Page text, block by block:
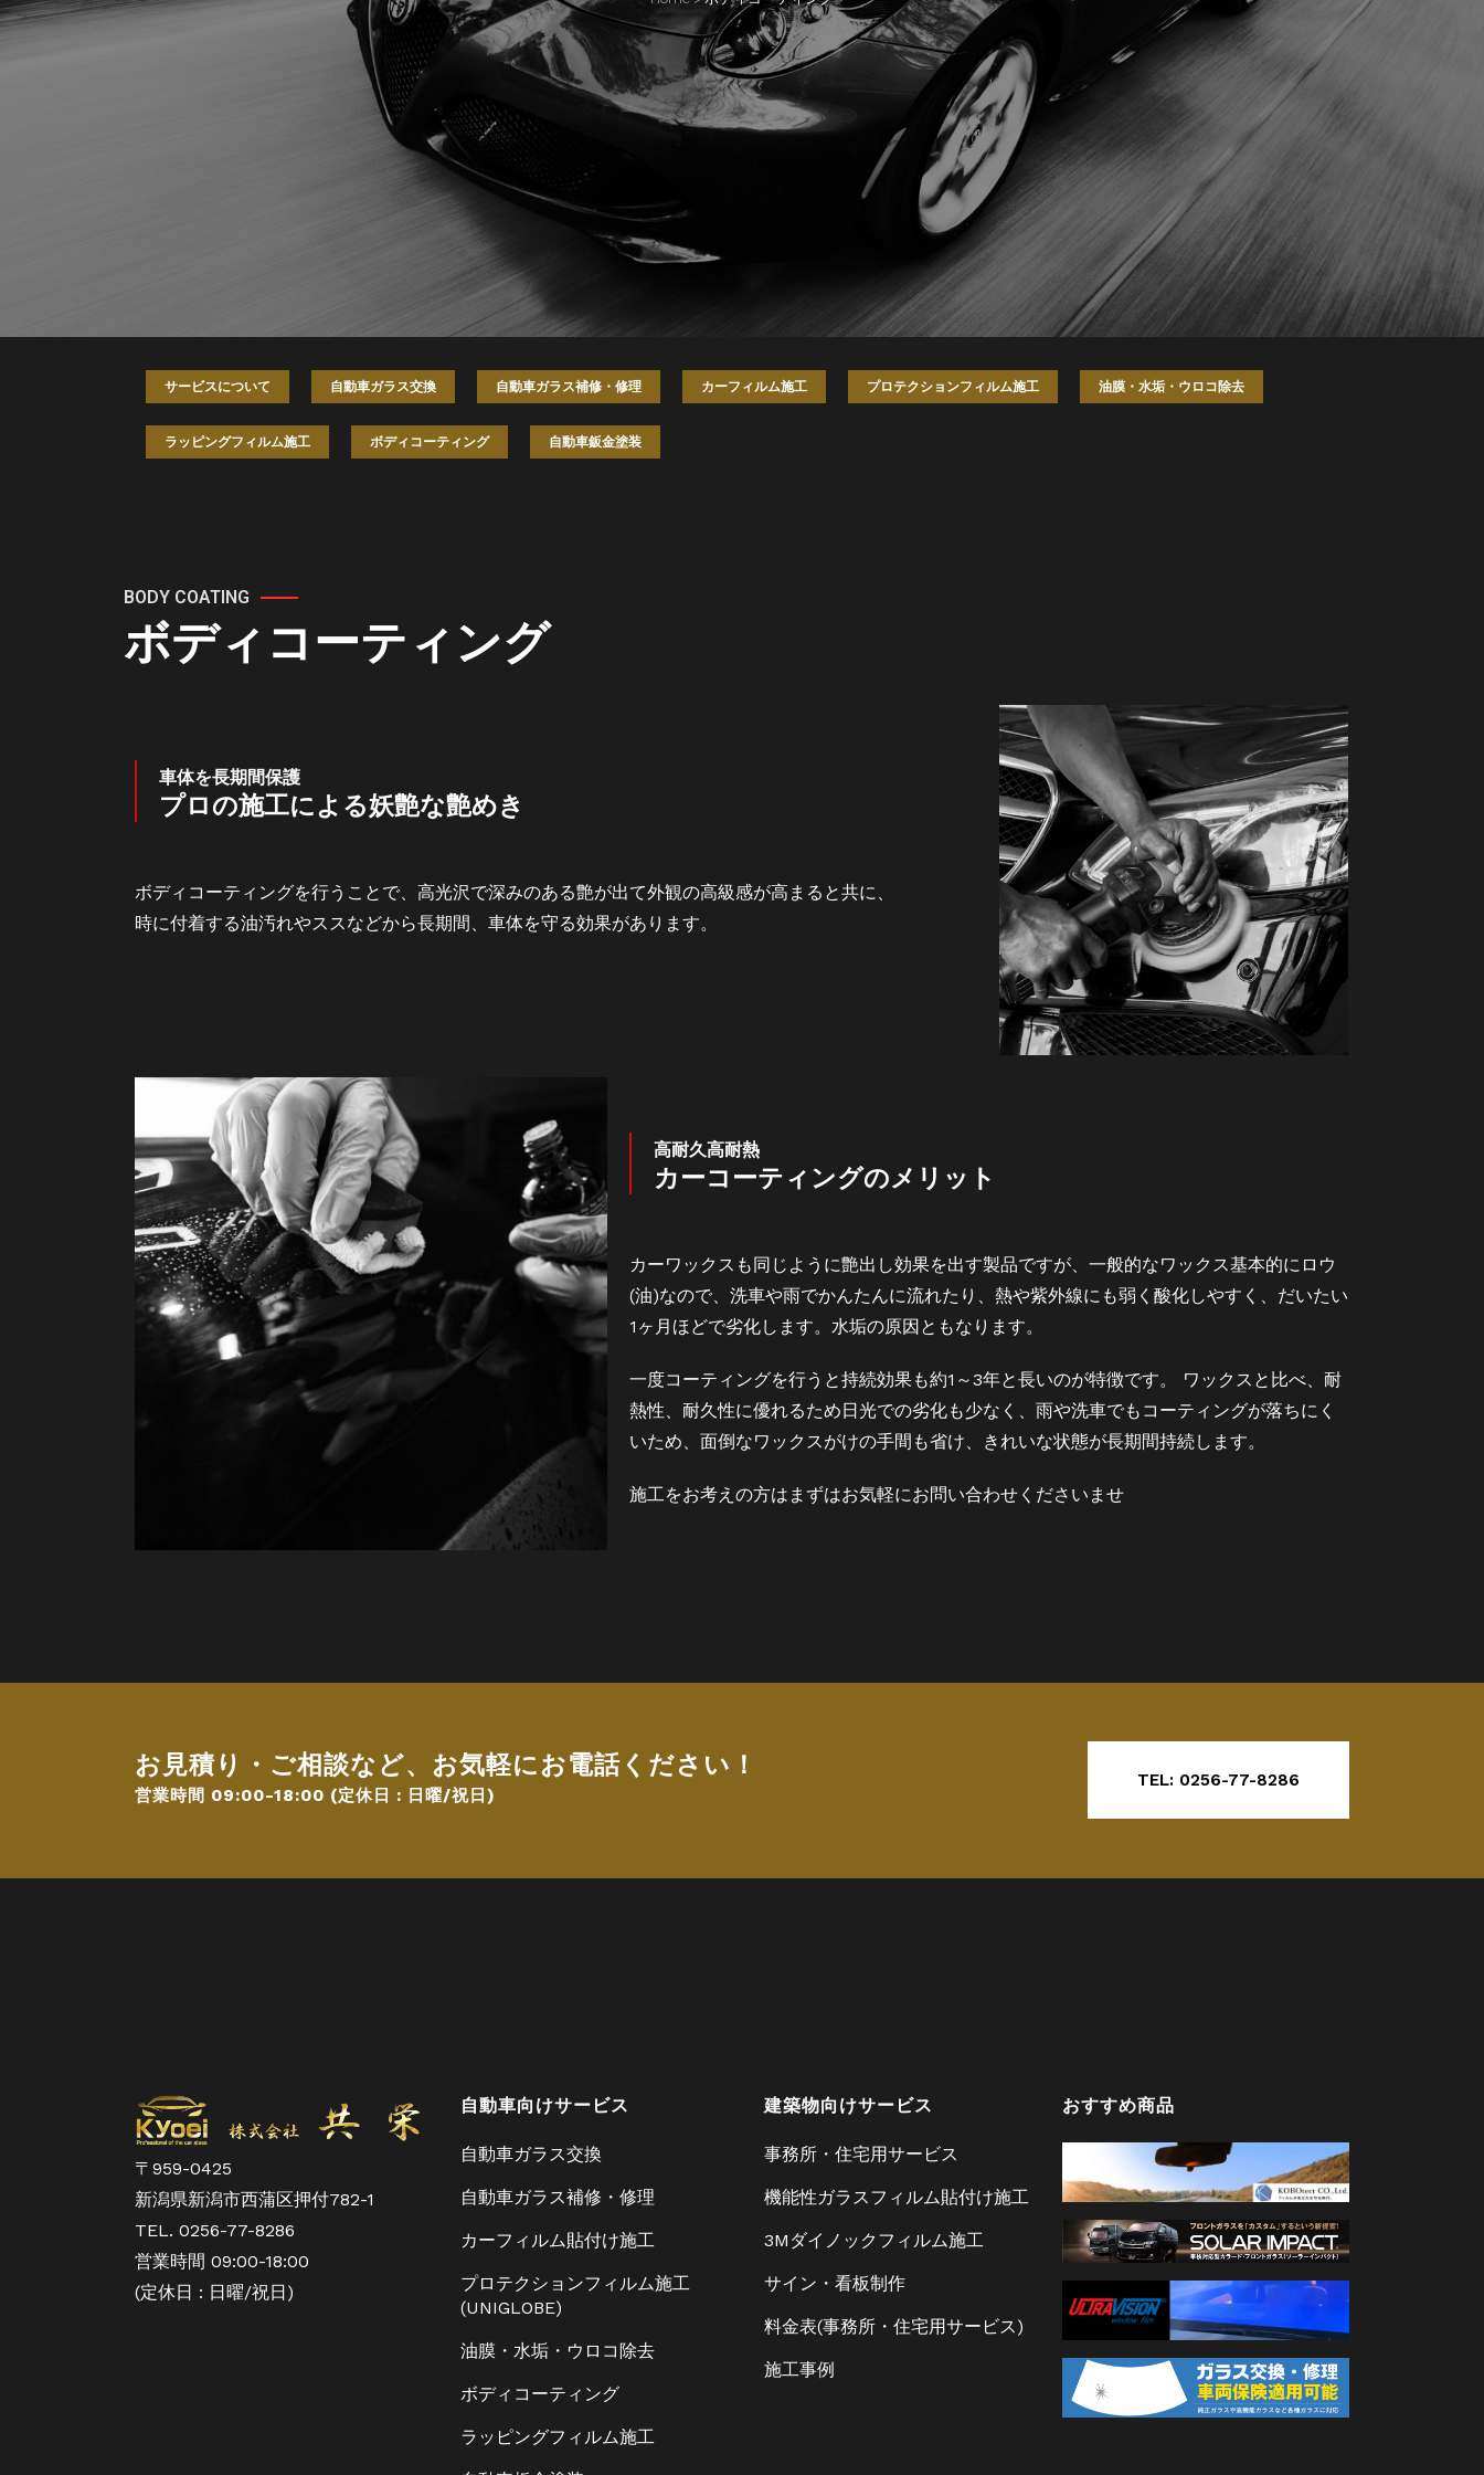
サービスについて 自動車ガラス交換 自動車ガラス補修・修理 カーフィルム施工 プロテクションフィルム施工 油膜・水垢・ウロコ除去
ラッピングフィルム施工 ボディコーティング 自動車鈑金塗装
BODY COATING
ボディコーティング
車体を長期間保護
プロの施工による妖艶な艶めき
ボディコーティングを行うことで、高光沢で深みのある艶が出て外観の高級感が高まると共に、
時に付着する油汚れやススなどから長期間、車体を守る効果があります。
高耐久高耐熱
カーコーティングのメリット
カーワックスも同じように艶出し効果を出す製品ですが、一般的なワックス基本的にロウ
(油)なので、洗車や雨でかんたんに流れたり、熱や紫外線にも弱く酸化しやすく、だいたい
1ヶ月ほどで劣化します。水垢の原因ともなります。
一度コーティングを行うと持続効果も約1～3年と長いのが特徴です。 ワックスと比べ、耐
熱性、耐久性に優れるため日光での劣化も少なく、雨や洗車でもコーティングが落ちにく
いため、面倒なワックスがけの手間も省け、きれいな状態が長期間持続します。
施工をお考えの方はまずはお気軽にお問い合わせくださいませ
お見積り・ご相談など、お気軽にお電話ください！
営業時間 09:00-18:00 (定休日 : 日曜/祝日)
TEL: 0256-77-8286
〒959-0425
新潟県新潟市西蒲区押付782-1
TEL. 0256-77-8286
営業時間 09:00-18:00
(定休日 : 日曜/祝日)
自動車向けサービス
自動車ガラス交換
自動車ガラス補修・修理
カーフィルム貼付け施工
プロテクションフィルム施工
(UNIGLOBE)
油膜・水垢・ウロコ除去
ボディコーティング
ラッピングフィルム施工
建築物向けサービス
事務所・住宅用サービス
機能性ガラスフィルム貼付け施工
3Mダイノックフィルム施工
サイン・看板制作
料金表(事務所・住宅用サービス)
施工事例
おすすめ商品